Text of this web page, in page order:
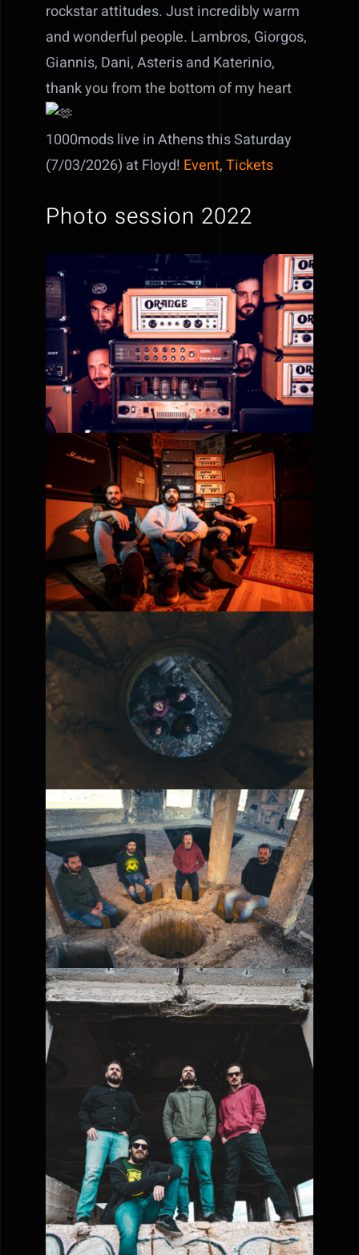
rockstar attitudes. Just incredibly warm
and wonderful people. Lambros, Giorgos,
Giannis, Dani, Asteris and Katerinio,
thank you from the bottom of my heart
1000mods live in Athens this Saturday
(7/03/2026) at Floyd! Event,Tickets
Photo session 2022